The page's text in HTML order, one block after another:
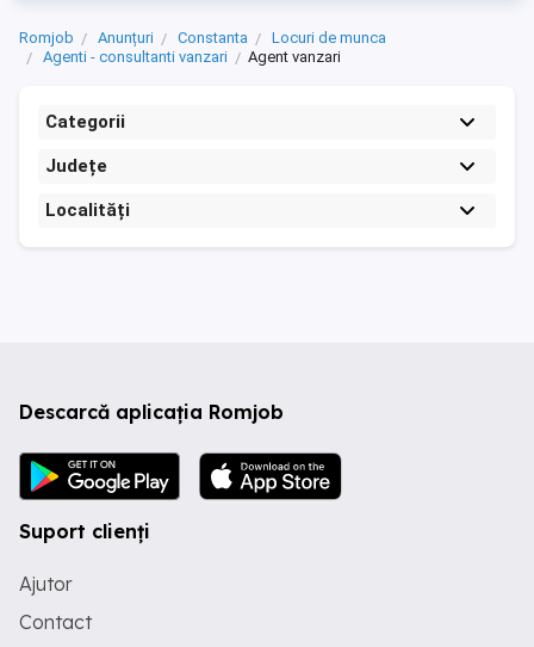
Romjob Anunțuri Constanta
Locuri de munca
Agenti - consultanti vanzari
Agent vanzari
Categorii
Județe
Localități
Descarcă aplicația Romjob
Suport clienți
Ajutor
Contact